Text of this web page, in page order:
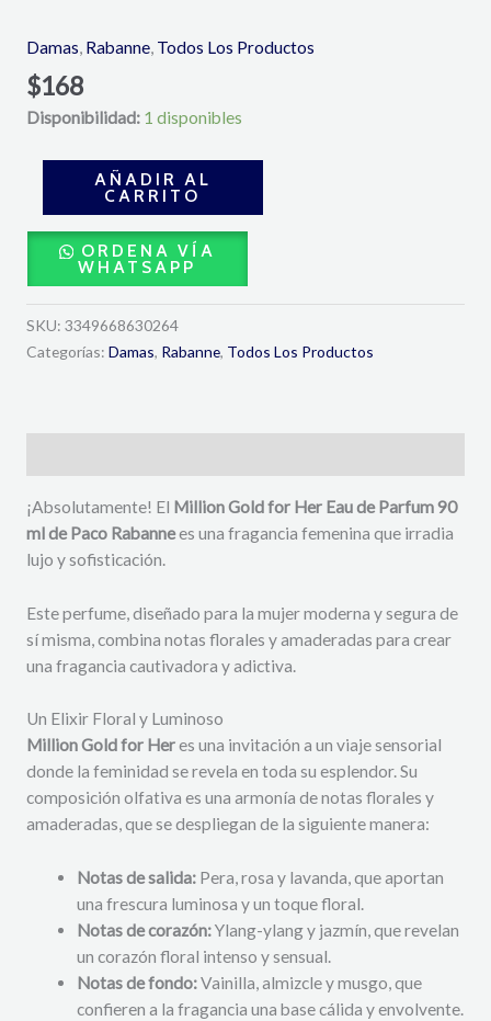
Damas Rabanne, Todos Los Productos
$168
Disponibilidad: 1 disponibles
Eau
de
Parfum
90
AÑADIR AL
CARRITO
ORDENA VÍA
WHATSAPP
SKU: 3349668630264
Categorías: Damas, Rabanne, Todos Los Productos
¡Absolutamente! El Million Gold for Her Eau de Parfum 90
ml de Paco Rabannees una fragancia femenina que irradia
lujo y sofisticación.
Este perfume, diseñado para la mujer moderna y segura de
sí misma, combina notas florales y amaderadas para crear
una fragancia cautivadora y adictiva.
Un Elixir Floral y Luminoso
Million Gold for Heres una invitación a un viaje sensorial
donde la feminidad se revela en toda su esplendor. Su
composición olfativa es una armonía de notas florales y
amaderadas, que se despliegan de la siguiente manera:
Notas de salida: Pera, rosa y lavanda, que aportan
una frescura luminosa y un toque floral.
Notas de corazón:Ylang-ylang y jazmín, que revelan
un corazón floral intenso y sensual.
Notas de fondo:Vainilla, almizcle y musgo, que
confieren a la fragancia una base cálida y envolvente.